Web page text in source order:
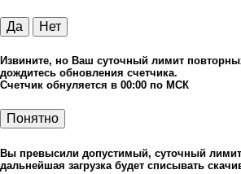
Да Нет
Извините, но Ваш суточный лимит
дождитесь обновления счетчика.
Счетчик обнуляется в 00:00 по МСК
Понятно
Вы превысили допустимый, суточный лимит
дальнейшая загрузка будет списывать